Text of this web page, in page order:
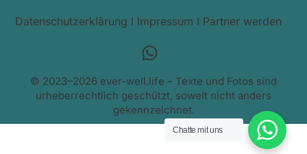
Datenschutzerklärung I Impressum I Partner werden
© 2023–2026 ever-well.life – Texte und Fotos sind
urheberrechtlich geschützt, soweit nicht anders
gekennzeichnet.
Chatte mit uns